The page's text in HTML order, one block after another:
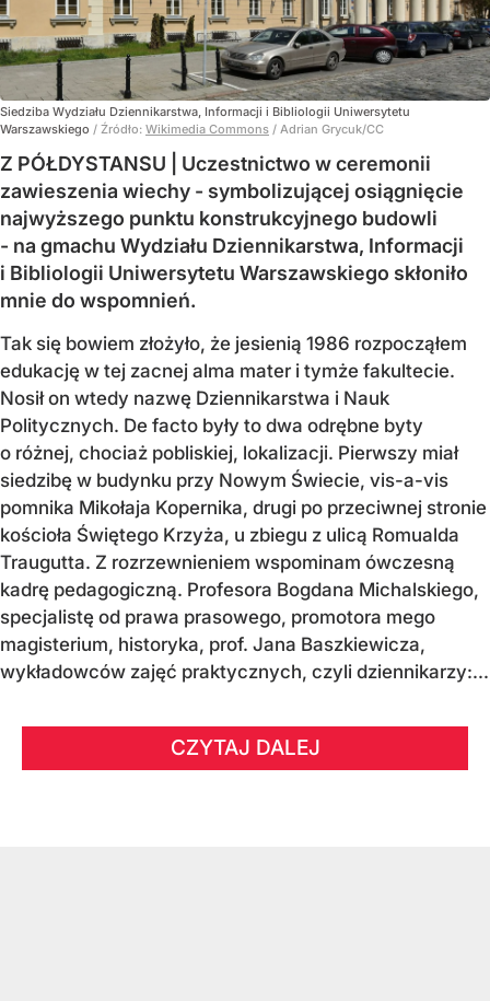
Siedziba Wydziału Dziennikarstwa, Informacji i Bibliologii Uniwersytetu
Warszawskiego / Źródło: Wikimedia Commons / Adrian Grycuk/CC
Z PÓŁDYSTANSU | Uczestnictwo w ceremonii
zawieszenia wiechy - symbolizującej osiągnięcie
najwyższego punktu konstrukcyjnego budowli
- na gmachu Wydziału Dziennikarstwa, Informacji
i Bibliologii Uniwersytetu Warszawskiego skłoniło
mnie do wspomnień.
Tak się bowiem złożyło, że jesienią 1986 rozpocząłem
edukację w tej zacnej alma mater i tymże fakultecie.
Nosił on wtedy nazwę Dziennikarstwa i Nauk
Politycznych. De facto były to dwa odrębne byty
o różnej, chociaż pobliskiej, lokalizacji. Pierwszy miał
siedzibę w budynku przy Nowym Świecie, vis-a-vis
pomnika Mikołaja Kopernika, drugi po przeciwnej stronie
kościoła Świętego Krzyża, u zbiegu z ulicą Romualda
Traugutta. Z rozrzewnieniem wspominam ówczesną
kadrę pedagogiczną. Profesora Bogdana Michalskiego,
specjalistę od prawa prasowego, promotora mego
magisterium, historyka, prof. Jana Baszkiewicza,
wykładowców zajęć praktycznych, czyli dziennikarzy:...
CZYTAJ DALEJ